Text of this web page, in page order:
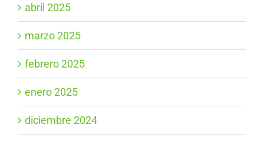
abril 2025
marzo 2025
febrero 2025
enero 2025
diciembre 2024